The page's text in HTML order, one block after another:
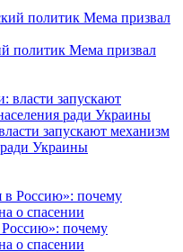
политик Мема призвал
запускают механизм
Украины
Россию»: почему
о спасении